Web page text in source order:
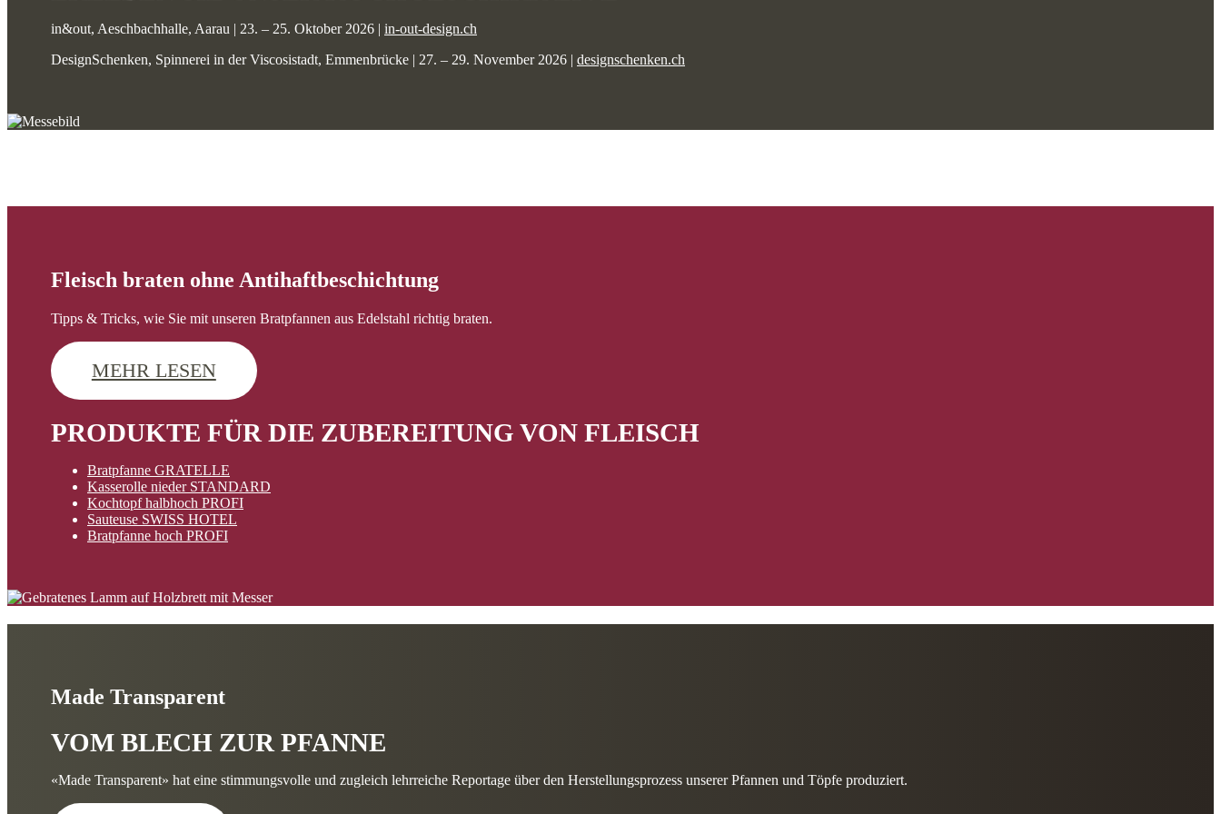
in&out, Aeschbachhalle, Aarau | 23. – 25. Oktober 2026 | in-out-design.ch
DesignSchenken, Spinnerei in der Viscosistadt, Emmenbrücke | 27. – 29. November 2026 | designschenken.ch
Fleisch braten ohne Antihaftbeschichtung
Tipps & Tricks, wie Sie mit unseren Bratpfannen aus Edelstahl richtig braten.
MEHR LESEN
PRODUKTE FÜR DIE ZUBEREITUNG VON FLEISCH
Bratpfanne GRATELLE
Kasserolle nieder STANDARD
Kochtopf halbhoch PROFI
Sauteuse SWISS HOTEL
Bratpfanne hoch PROFI
Made Transparent
VOM BLECH ZUR PFANNE
«Made Transparent» hat eine stimmungsvolle und zugleich lehrreiche Reportage über den Herstellungsprozess unserer Pfannen und Töpfe produziert.